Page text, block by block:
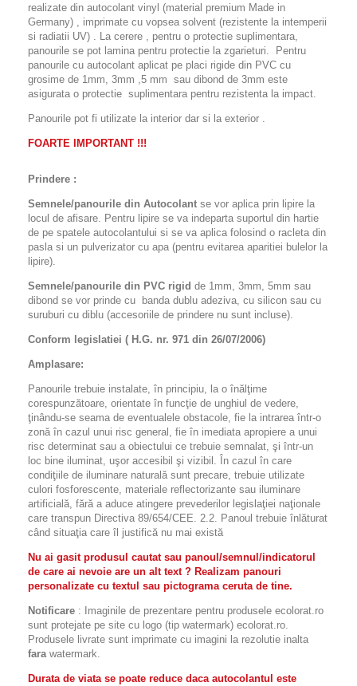
realizate din autocolant vinyl (material premium Made in
Germany) , imprimate cu vopsea solvent (rezistente la intemperii
si radiatii UV) . La cerere , pentru o protectie suplimentara,
panourile se pot lamina pentru protectie la zgarieturi. Pentru
panourile cu autocolant aplicat pe placi rigide din PVC cu
grosime de 1mm, 3mm ,5 mm sau dibond de 3mm este
asigurata o protectie suplimentara pentru rezistenta la impact.
Panourile pot fi utilizate la interior dar si la exterior .
FOARTE IMPORTANT !!!
Prindere :
Semnele/panourile din Autocolant se vor aplica prin lipire la
locul de afisare. Pentru lipire se va indeparta suportul din hartie
de pe spatele autocolantului si se va aplica folosind o racleta din
pasla si un pulverizator cu apa (pentru evitarea aparitiei bulelor la
lipire).
Semnele/panourile din PVC rigid de 1mm, 3mm, 5mm sau
dibond se vor prinde cu banda dublu adeziva, cu silicon sau cu
suruburi cu diblu (accesoriile de prindere nu sunt incluse).
Conform legislatiei ( H.G. nr. 971 din 26/07/2006)
Amplasare:
Panourile trebuie instalate, în principiu, la o înălţime
corespunzătoare, orientate în funcţie de unghiul de vedere,
ţinându-se seama de eventualele obstacole, fie la intrarea într-o
zonă în cazul unui risc general, fie în imediata apropiere a unui
risc determinat sau a obiectului ce trebuie semnalat, şi într-un
loc bine iluminat, uşor accesibil şi vizibil. În cazul în care
condiţiile de iluminare naturală sunt precare, trebuie utilizate
culori fosforescente, materiale reflectorizante sau iluminare
artificială, fără a aduce atingere prevederilor legislaţiei naţionale
care transpun Directiva 89/654/CEE. 2.2. Panoul trebuie înlăturat
când situaţia care îl justifică nu mai există
Nu ai gasit produsul cautat sau panoul/semnul/indicatorul
de care ai nevoie are un alt text ? Realizam panouri
personalizate cu textul sau pictograma ceruta de tine.
Notificare : Imaginile de prezentare pentru produsele ecolorat.ro
sunt protejate pe site cu logo (tip watermark) ecolorat.ro.
Produsele livrate sunt imprimate cu imagini la rezolutie inalta
farawatermark.
Durata de viata se poate reduce daca autocolantul este